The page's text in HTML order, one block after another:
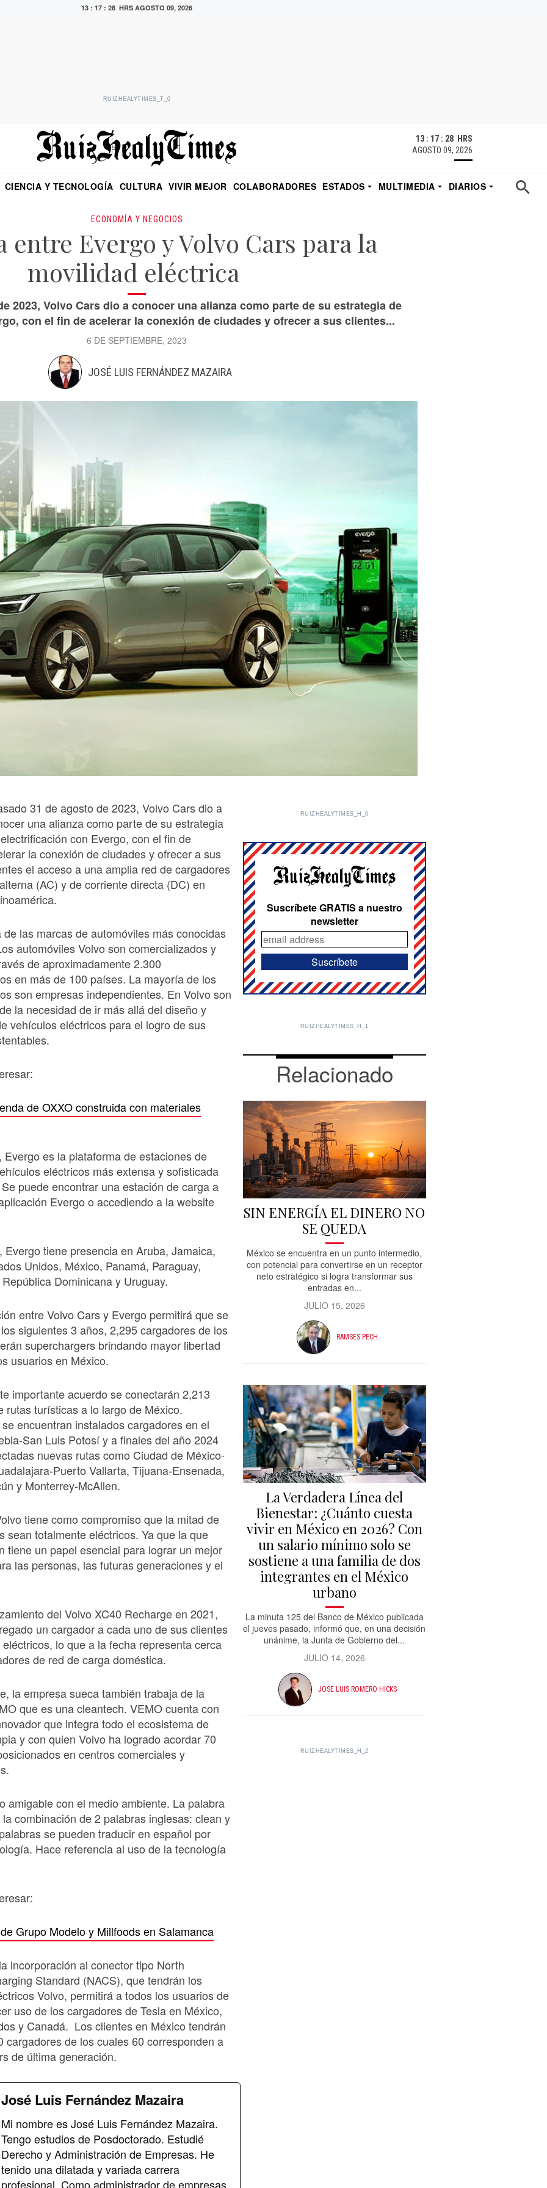
13 : 17 : 29 HRS AGOSTO 09, 2026
RUIZHEALYTIMES_T_0
13 : 17 : 29 HRS
AGOSTO 09, 2026
CIENCIA Y TECNOLOGÍA CULTURA VIVIR MEJOR COLABORADORES ESTADOS MULTIMEDIA
DIARIOS
ECONOMÍA Y NEGOCIOS
entre Evergo y Volvo Cars para la
movilidad eléctrica
2023, Volvo Cars dio a conocer una alianza como parte de su estrategia de
con el fin de acelerar la conexión de ciudades y ofrecer a sus clientes...
6 DE SEPTIEMBRE, 2023
JOSÉ LUIS FERNÁNDEZ MAZAIRA
31 de agosto de 2023, Volvo Cars dio a
una alianza como parte de su estrategia
con Evergo, con el fin de
la conexión de ciudades y ofrecer a sus
el acceso a una amplia red de cargadores
(AC) y de corriente directa (DC) en
de las marcas de automóviles más conocidas
automóviles Volvo son comercializados y
de aproximadamente 2.300
en más de 100 países. La mayoría de los
son empresas independientes. En Volvo son
la necesidad de ir más allá del diseño y
vehículos eléctricos para el logro de sus
de OXXO construida con materiales
Evergo es la plataforma de estaciones de
eléctricos más extensa y sofisticada
puede encontrar una estación de carga a
Evergo o accediendo a la website
Evergo tiene presencia en Aruba, Jamaica,
Unidos, México, Panamá, Paraguay,
Dominicana y Uruguay.
entre Volvo Cars y Evergo permitirá que se
siguientes 3 años, 2,295 cargadores de los
superchargers brindando mayor libertad
usuarios en México.
importante acuerdo se conectarán 2,213
rutas turísticas a lo largo de México.
encuentran instalados cargadores en el
San Luis Potosí y a finales del año 2024
nuevas rutas como Ciudad de México-
Puerto Vallarta, Tijuana-Ensenada,
y Monterrey-McAllen.
tiene como compromiso que la mitad de
sean totalmente eléctricos. Ya que la que
tiene un papel esencial para lograr un mejor
las personas, las futuras generaciones y el
del Volvo XC40 Recharge en 2021,
un cargador a cada uno de sus clientes
lo que a la fecha representa cerca
de red de carga doméstica.
la empresa sueca también trabaja de la
que es una cleantech. VEMO cuenta con
que integra todo el ecosistema de
y con quien Volvo ha logrado acordar 70
en centros comerciales y
amigable con el medio ambiente. La palabra
combinación de 2 palabras inglesas: clean y
se pueden traducir en español por
Hace referencia al uso de la tecnología
Grupo Modelo y Millfoods en Salamanca
incorporación al conector tipo North
Standard (NACS), que tendrán los
Volvo, permitirá a todos los usuarios de
uso de los cargadores de Tesla en México,
y Canadá. Los clientes en México tendrán
cargadores de los cuales 60 corresponden a
de última generación.
José Luis Fernández Mazaira
Mi nombre es José Luis Fernández Mazaira.
Tengo estudios de Posdoctorado. Estudié
Derecho y Administración de Empresas. He
tenido una dilatada y variada carrera
profesional. Como administrador de empresas,
RUIZHEALYTIMES_H_0
Suscríbete GRATIS a nuestro
newsletter
RUIZHEALYTIMES_H_1
Relacionado
SIN ENERGÍA EL DINERO NO
SE QUEDA
México se encuentra en un punto intermedio,
con potencial para convertirse en un receptor
neto estratégico si logra transformar sus
entradas en...
JULIO 15, 2026
RAMSES PECH
La Verdadera Línea del
Bienestar: ¿Cuánto cuesta
vivir en México en 2026? Con
un salario mínimo solo se
sostiene a una familia de dos
integrantes en el México
urbano
La minuta 125 del Banco de México publicada
el jueves pasado, informó que, en una decisión
unánime, la Junta de Gobierno del...
JULIO 14, 2026
JOSE LUIS ROMERO HICKS
RUIZHEALYTIMES_H_2